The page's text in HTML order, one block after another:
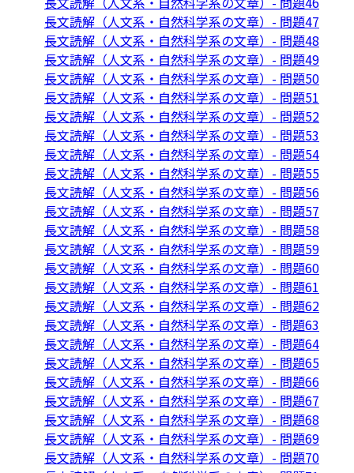
長文読解（人文系・自然科学系の文章）- 問題47
長文読解（人文系・自然科学系の文章）- 問題48
長文読解（人文系・自然科学系の文章）- 問題49
長文読解（人文系・自然科学系の文章）- 問題50
長文読解（人文系・自然科学系の文章）- 問題51
長文読解（人文系・自然科学系の文章）- 問題52
長文読解（人文系・自然科学系の文章）- 問題53
長文読解（人文系・自然科学系の文章）- 問題54
長文読解（人文系・自然科学系の文章）- 問題55
長文読解（人文系・自然科学系の文章）- 問題56
長文読解（人文系・自然科学系の文章）- 問題57
長文読解（人文系・自然科学系の文章）- 問題58
長文読解（人文系・自然科学系の文章）- 問題59
長文読解（人文系・自然科学系の文章）- 問題60
長文読解（人文系・自然科学系の文章）- 問題61
長文読解（人文系・自然科学系の文章）- 問題62
長文読解（人文系・自然科学系の文章）- 問題63
長文読解（人文系・自然科学系の文章）- 問題64
長文読解（人文系・自然科学系の文章）- 問題65
長文読解（人文系・自然科学系の文章）- 問題66
長文読解（人文系・自然科学系の文章）- 問題67
長文読解（人文系・自然科学系の文章）- 問題68
長文読解（人文系・自然科学系の文章）- 問題69
長文読解（人文系・自然科学系の文章）- 問題70